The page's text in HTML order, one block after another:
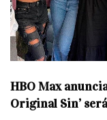
HBO Max
Original Sin’